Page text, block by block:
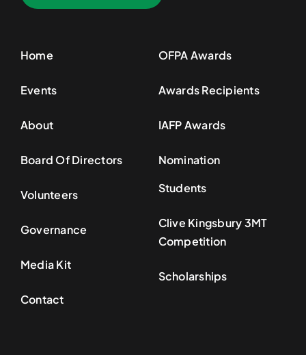
Home
Events
About
Board Of Directors
Volunteers
Governance
Media Kit
Contact
OFPA Awards
Awards Recipients
IAFP Awards
Nomination
Students
Clive Kingsbury 3MT
Competition
Scholarships